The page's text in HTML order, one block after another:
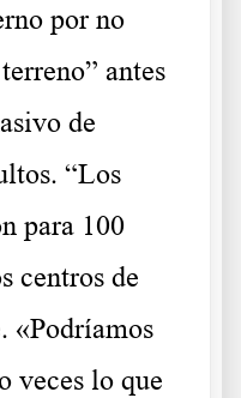
por no
antes
de
“Los
para 100
centros de
«Podríamos
veces lo que